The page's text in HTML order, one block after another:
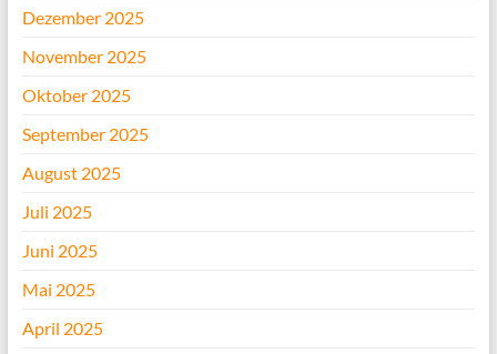
Dezember 2025
November 2025
Oktober 2025
September 2025
August 2025
Juli 2025
Juni 2025
Mai 2025
April 2025